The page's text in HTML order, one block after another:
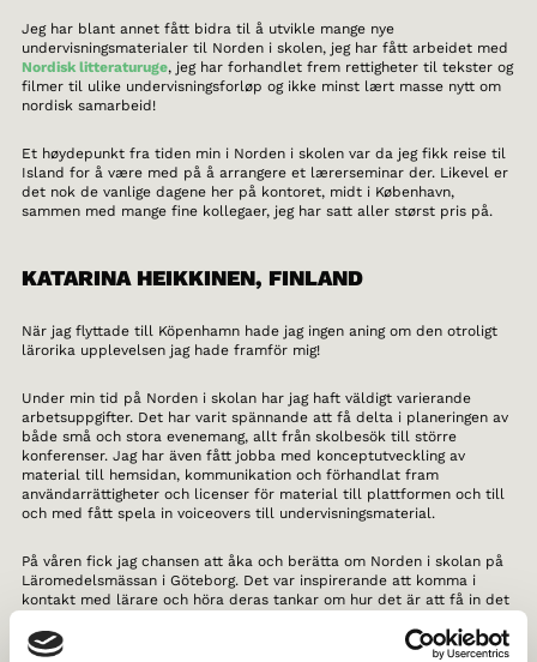
Jeg har blant annet fått bidra til å utvikle mange nye
undervisningsmaterialer til Norden i skolen, jeg har fått arbeidet med
Nordisk litteraturuge, jeg har forhandlet frem rettigheter til tekster og
filmer til ulike undervisningsforløp og ikke minst lært masse nytt om
nordisk samarbeid!
Et høydepunkt fra tiden min i Norden i skolen var da jeg fikk reise til
Island for å være med på å arrangere et lærerseminar der. Likevel er
det nok de vanlige dagene her på kontoret, midt i København,
sammen med mange fine kollegaer, jeg har satt aller størst pris på.
KATARINA HEIKKINEN, FINLAND
När jag flyttade till Köpenhamn hade jag ingen aning om den otroligt
lärorika upplevelsen jag hade framför mig!
Under min tid på Norden i skolan har jag haft väldigt varierande
arbetsuppgifter. Det har varit spännande att få delta i planeringen av
både små och stora evenemang, allt från skolbesök till större
konferenser. Jag har även fått jobba med konceptutveckling av
material till hemsidan, kommunikation och förhandlat fram
användarrättigheter och licenser för material till plattformen och till
och med fått spela in voiceovers till undervisningsmaterial.
På våren fick jag chansen att åka och berätta om Norden i skolan på
Läromedelsmässan i Göteborg. Det var inspirerande att komma i
kontakt med lärare och höra deras tankar om hur det är att få in det
gärna vill se mer av.